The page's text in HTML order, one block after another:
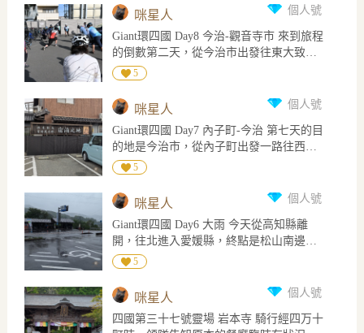
臭豆腐巴斯克很好地了摸擬臭豆腐的後
味、橘色的sorbet則是重現出台式泡菜的味
道。 可以吃出主廚是滿有想法的。
金刻在接近黑色的木製經葉板上，數片經
葉再被護葉、經墊布、護經板護住，再以
三層經衣、經帶、外護經板和外經衣層層
的內容，像是護經板上雕有佛經中的人物
神或天女都有，每一個部份的做工精美程
度都是令人嘆為觀止。 看的時候恨不得貼
在玻璃上看，非常推薦。
上這兩區本來也是各自的寺廟，後來合併
停車場進入，先經過西院誕生院，再跨過
相連兩區的廿日橋到善通寺。 今天的
highlight是在善通寺內，被定為國家重要文
黃金週時開放登塔，非常幸運。 門票五百
円，塔內也不大，圍繞著中柱的走道總共
也只能容納7至8人，因為上下的直梯只有
才會放行一批。 到了最頂的第三層可以到
塔內不能攝影照相，在塔外就沒限制，看
著地下的人頭，其實也是滿高的。
望台的超陡坡就差點定竿(穿卡鞋獨有的問
題，有時在上坡時不得不停下後會不容易
上卡)。 錢形展望台是看山下沙灘上的「寬
永通寶」字樣的巨型砂繪。 中午時分來到
四國第七十五番善通寺，這間有名到連這
篇。 行經坂出市北邊的大屋冨海岸時，向
島波海道，想想地理位置才知道不是。 接
近高松市時雨雲終於追上我們，最後一個
多小時濕淋淋的到旅館結束騎行，也算是
灣本島環島行程的頒獎(完騎證書)是在最後
一天午餐不同，環四國頒獎在完騎當天的
晚餐，時間充裕也可以點酒，氣氛較嗨，
過台灣本島會除了原來的環四國車衣外再
前沒環過台灣今天就沒有第二件車衣。 另
外環四國的完騎證書照片是某一張團體照
咪星人 個人號
Giant環四國 Day8 今治-觀音寺市 來到旅程
的倒數第二天，從今治市出發往東大致沿
著四國北部的海線騎，主要道路是13號道
央市，終點是觀音寺市西郊的Hotel Route-
Inn，里程約102公里。 觀音寺市的西北方
翻過三豐市境內海拔238公尺的朝日山就是
琴平町金刀比羅宮的所在地，已經離旅程
的終點不遠了。 北部沿海經過的市鎮比較
就是田野。 四國這邊常常看到麥子田，沒
鮮．遊食房屋」享用日式定食。今天太陽
很大，氣溫偏高，吃完午餐出來悶熱的空
氣讓人處在一種有點恍惚想睡但又燥熱的
圍脖和衣領附近打濕些後才比較回過神
來。 今日的照相點是在四國中央市前的天
滿山上的天満峠展望所，天滿山這裡也是
5
咪星人 個人號
Giant環四國 Day7 內子町-今治 第七天的目
的地是今治市，從內子町出發一路往西騎
到靠海的大洲市長濱，再轉向北沿著海岸
道的入口到今治市，騎乘距離約117公里。
坂本龍馬脫藩後曾來到大洲市的長濱，再
出海前往薩摩。 他在長濱大橋旁的冨屋金
兵衛邸住過，現在是旅館，也有保存一些
當年的文件資料。 下灘車站是海邊的小車
風景很好，像是台東多良車站一樣的景
此站。 在松山市的愛媛縣廳因與捷安特有
5
咪星人 個人號
Giant環四國 Day6 大雨 今天從高知縣離
開，往北進入愛媛縣，終點是松山南邊的
小鎮內子町。 內子町地處內陸，幾乎是在
林。 這一路的確比較沒什麼景點。 唯一可
能比較特別的就是在鬼北町的道之駅(類似
休息站)日之夢產地有一座海洋堂(著名模型
5
咪星人 個人號
四國第三十七號靈場 岩本寺 騎行經四万十